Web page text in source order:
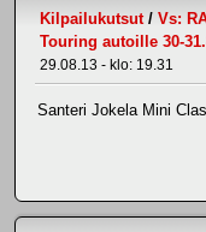
Kilpailukutsut/ Vs:
Touring autoille 30-
29.08.13 - klo: 19.31
Santeri Jokela Mini